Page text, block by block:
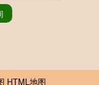
HTML地图